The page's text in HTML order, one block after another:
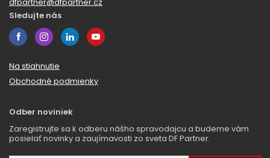
Sledujte nás
Na stiahnutie
Obchodné podmienky
Odber noviniek
Zaregistrujte sa k odberu nášho spravodajcu a budeme vám
posielať novinky a zaujímavosti zo sveta DF Partner.